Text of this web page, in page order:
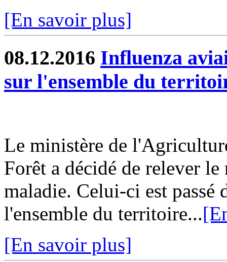
[En savoir plus]
08.12.2016 Influenza
sur l'ensemble du
Le ministère de
Forêt a décidé de relever
maladie. Celui-ci est passé
l'ensemble du territoire...
[En savoir plus]